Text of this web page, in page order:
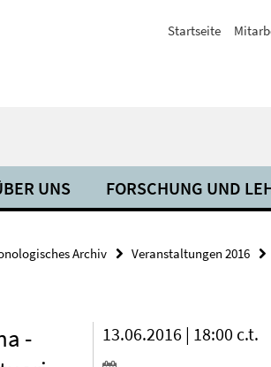
Startseite
UNS FORSCHUNG UND
Archiv Veranstaltungen 2016
-
13.06.2016 | 18:00 c.t.